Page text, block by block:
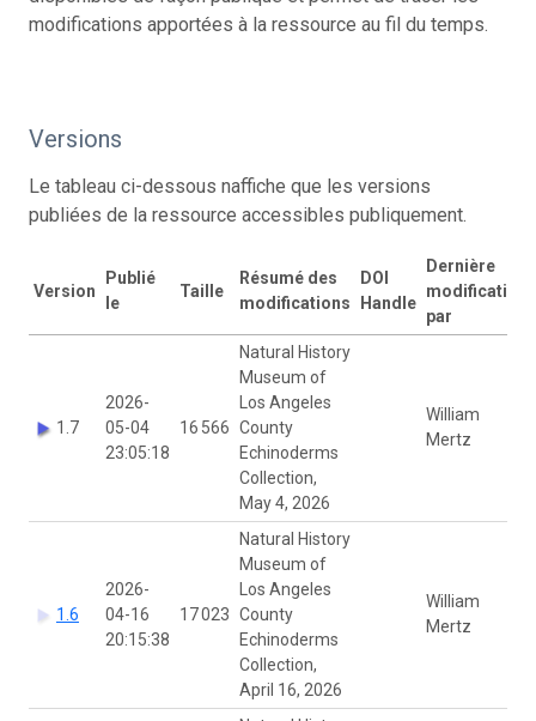
modifications apportées à la ressource au fil du temps.
Versions
Le tableau ci-dessous naffiche que les versions
publiées de la ressource accessibles publiquement.
Version
Publié
le
Taille
Résumé des
modifications
DOI
Handle
Dernière
modification
par
1.7
2026-
05-04
23:05:18
16 566
Natural History
Museum of
Los Angeles
County
Echinoderms
Collection,
May 4, 2026
William
Mertz
1.6
2026-
04-16
20:15:38
17 023
Natural History
Museum of
Los Angeles
County
Echinoderms
Collection,
April 16, 2026
William
Mertz